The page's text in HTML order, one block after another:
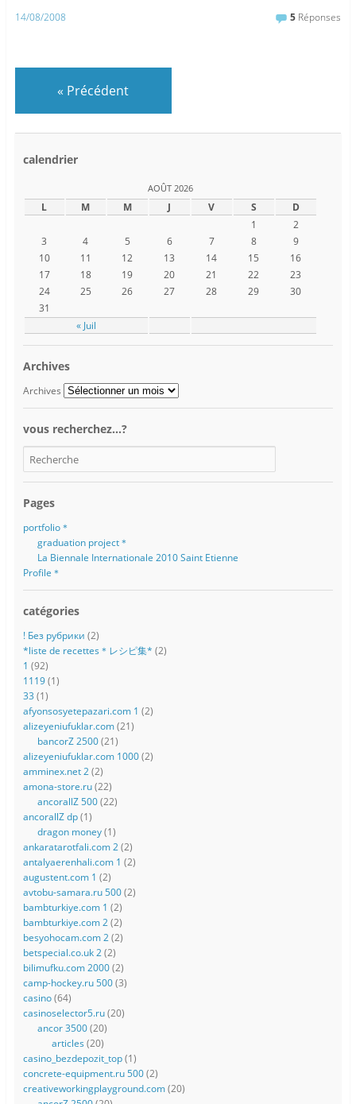
14/08/2008 5 Réponses
« Précédent
calendrier
AOÛT 2026
L M M J V S D
« Juil
1
2
3
4 5 6 7 8
9
10
11 12 13 14 15
16
17
18 19 20 21 22
23
24
25 26 27 28 29
30
31
Archives
Archives
vous recherchez…?
Pages
portfolio＊
graduation project＊
La Biennale Internationale 2010 Saint Etienne
Profile＊
catégories
! Без рубрики (2)
*liste de recettes＊レシピ集* (2)
1 (92)
1119(1)
33 (1)
afyonsosyetepazari.com 1 (2)
alizeyeniufuklar.com(21)
bancorZ 2500(21)
alizeyeniufuklar.com 1000(2)
amminex.net 2(2)
amona-store.ru(22)
ancorallZ 500(22)
ancorallZ dp(1)
dragon money(1)
ankaratarotfali.com 2(2)
antalyaerenhali.com 1 (2)
augustent.com 1 (2)
avtobu-samara.ru 500(2)
bambturkiye.com 1 (2)
bambturkiye.com 2(2)
besyohocam.com 2(2)
betspecial.co.uk 2(2)
bilimufku.com 2000(2)
camp-hockey.ru 500(3)
casino(64)
casinoselector5.ru(20)
ancor 3500(20)
articles (20)
casino_bezdepozit_top(1)
concrete-equipment.ru 500(2)
creativeworkingplayground.com(20)